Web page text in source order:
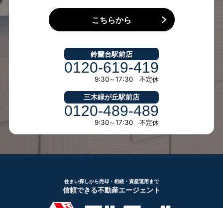
こちらから
鈴蘭台駅前店
0120-619-419
9:30～17:30 不定休
三木緑が丘駅前店
0120-489-489
9:30～17:30 不定休
住まい探しから売却・相続・資産運用まで
信頼できる不動産エージェント